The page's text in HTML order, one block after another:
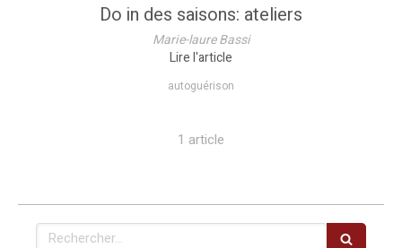
Do in des saisons: ateliers
Marie-laure Bassi
Lire l'article
autoguérison
1 article
Rechercher